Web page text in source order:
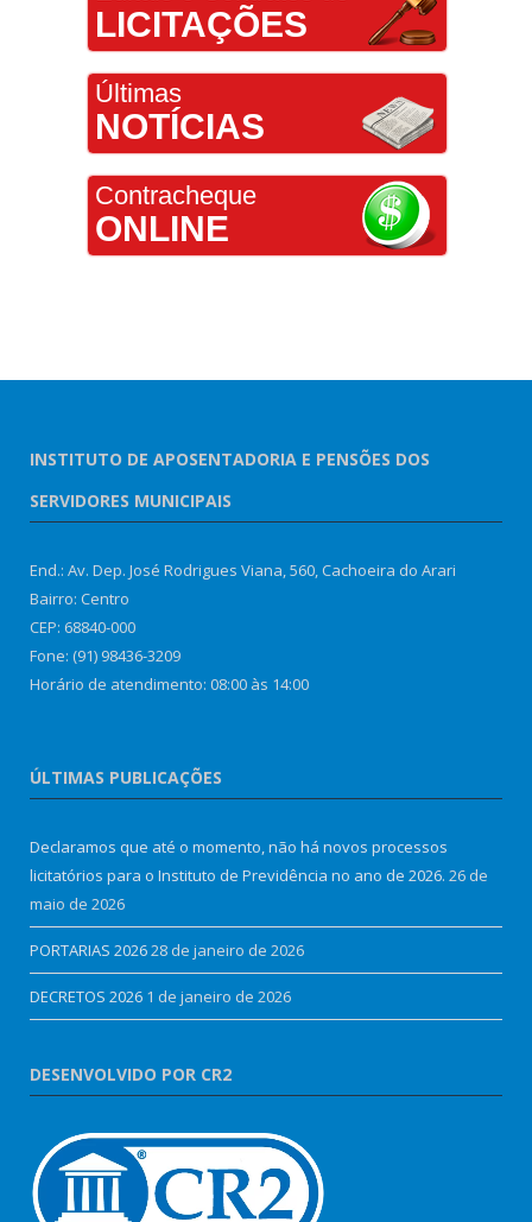
LICITAÇÕES
Últimas
NOTÍCIAS
Contracheque
ONLINE
INSTITUTO DE APOSENTADORIA E PENSÕES DOS
SERVIDORES MUNICIPAIS
End.: Av. Dep. José Rodrigues Viana, 560, Cachoeira do Arari
Bairro: Centro
CEP: 68840-000
Fone: (91) 98436-3209
Horário de atendimento: 08:00 às 14:00
ÚLTIMAS PUBLICAÇÕES
Declaramos que até o momento, não há novos processos
licitatórios para o Instituto de Previdência no ano de 2026. 26 de
maio de 2026
PORTARIAS 202628 de janeiro de 2026
DECRETOS 2026 1 de janeiro de 2026
DESENVOLVIDO POR CR2